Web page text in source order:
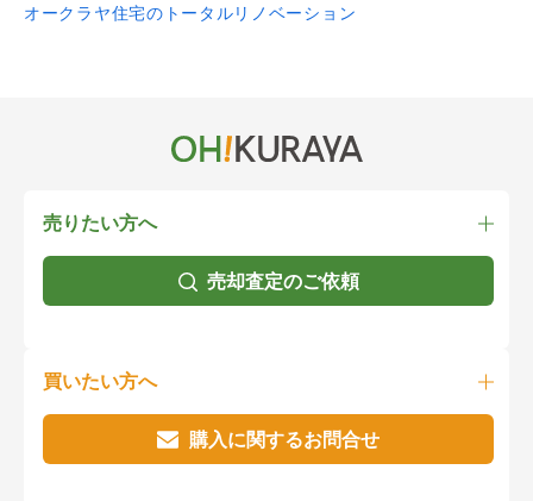
オークラヤ住宅のトータルリノベーション
売りたい方へ
売却査定のご依頼
買いたい方へ
購入に関するお問合せ